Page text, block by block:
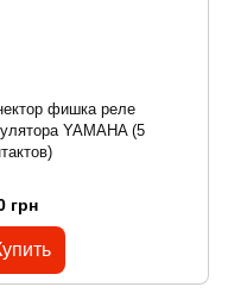
фишка реле
YAMAHA (5
грн